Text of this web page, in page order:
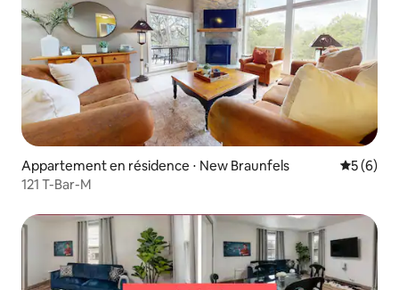
Appartement en résidence ⋅ New Braunfels
5 (6)
121 T-Bar-M